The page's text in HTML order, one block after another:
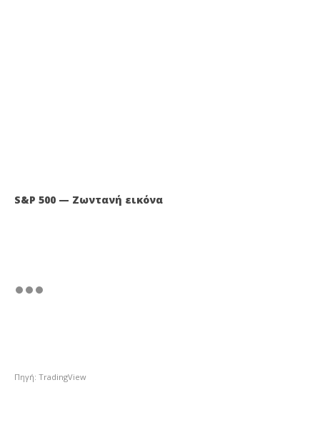
S&P 500 — Ζωντανή εικόνα
Πηγή: TradingView